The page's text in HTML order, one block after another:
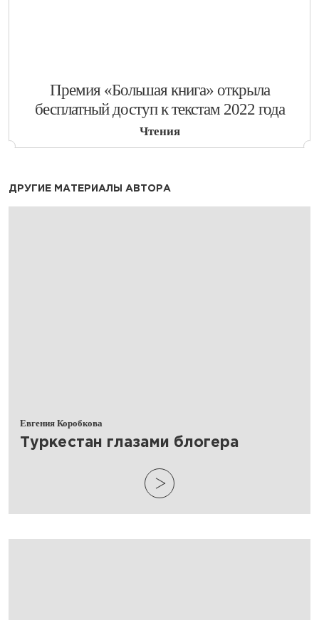
​Премия «Большая книга» открыла
бесплатный доступ к текстам 2022 года
Чтения
ДРУГИЕ МАТЕРИАЛЫ АВТОРА
Евгения Коробкова
Туркестан глазами блогера